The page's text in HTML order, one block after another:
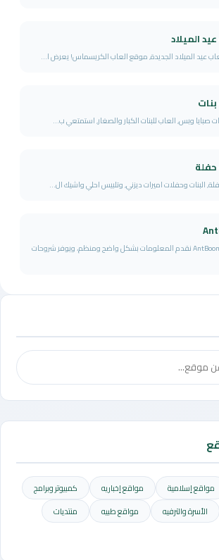
الميلاد
عيد الميلاد الجديدة, موقع العاب الكريسماس! يعرض ا...
صبايا وبس, العاب للبنات الكبار والصغار, استمتعي ب...
حفلة
البنات وحفلات اميرات ديزني, وتلبيس احلي واشيك ال...
مدونة AntBoom نقدم المعلومات بشكل واضح ومنظم، ويوفر شروحات
مواقع إسلامية مواقع إخباريه
كمبيوتر وبرامج
الأسرة والترفيه مواقع طبيه
منتديات